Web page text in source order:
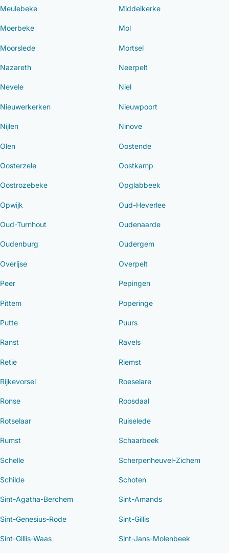
Meulebeke Middelkerke
Moerbeke Mol
Moorslede Mortsel
Nazareth Neerpelt
Nevele Niel
Nieuwerkerken Nieuwpoort
Nijlen Ninove
Olen Oostende
Oosterzele Oostkamp
Oostrozebeke Opglabbeek
Opwijk Oud-Heverlee
Oud-Turnhout Oudenaarde
Oudenburg Oudergem
Overijse Overpelt
Peer Pepingen
Pittem Poperinge
Putte Puurs
Ranst Ravels
Retie Riemst
Rijkevorsel Roeselare
Ronse Roosdaal
Rotselaar Ruiselede
Rumst Schaarbeek
Schelle Scherpenheuvel-Zichem
Schilde Schoten
Sint-Agatha-Berchem Sint-Amands
Sint-Genesius-Rode Sint-Gillis
Sint-Gillis-Waas Sint-Jans-Molenbeek